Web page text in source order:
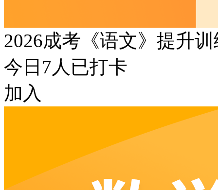
2026成考《语文》提升
今日 7人已打卡
加入